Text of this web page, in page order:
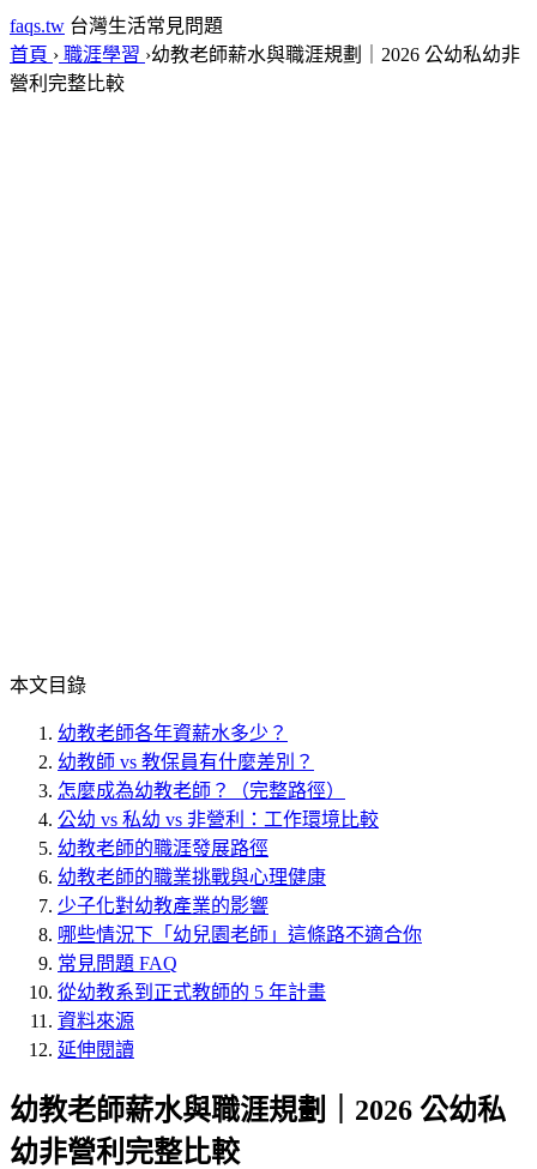
faqs.tw 台灣生活常見問題
首頁 › 職涯學習 ›幼教老師薪水與職涯規劃｜2026 公幼私幼非
營利完整比較
本文目錄
幼教老師各年資薪水多少？
幼教師 vs 教保員有什麼差別？
怎麼成為幼教老師？（完整路徑）
公幼 vs 私幼 vs 非營利：工作環境比較
幼教老師的職涯發展路徑
幼教老師的職業挑戰與心理健康
少子化對幼教產業的影響
哪些情況下「幼兒園老師」這條路不適合你
常見問題 FAQ
從幼教系到正式教師的 5 年計畫
資料來源
延伸閱讀
幼教老師薪水與職涯規劃｜2026 公幼私
幼非營利完整比較